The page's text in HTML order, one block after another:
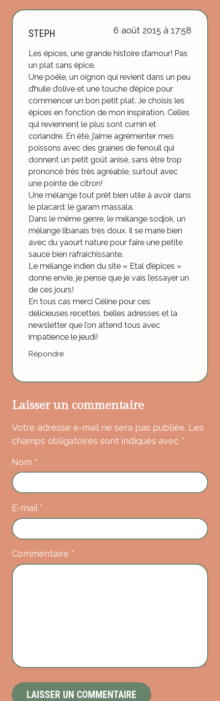
STEPH 6 août 2015 à 17:58
Les épices, une grande histoire d’amour! Pas
un plat sans épice.
Une poêle, un oignon qui revient dans un peu
d’huile d’olive et une touche d’épice pour
commencer un bon petit plat. Je choisis les
épices en fonction de mon inspiration. Celles
qui reviennent le plus sont cumin et
coriandre. En été, j’aime agrémenter mes
poissons avec des graines de fenouil qui
donnent un petit goût anisé, sans être trop
prononcé très très agréable, surtout avec
une pointe de citron!
Une mélange tout prêt bien utile à avoir dans
le placard: le garam massala.
Dans le même genre, le mélange sodjok, un
mélange libanais très doux. Il se marie bien
avec du yaourt nature pour faire une petite
sauce bien rafraichissante.
Le mélange indien du site « Etal d’épices »
donne envie, je pense que je vais l’essayer un
de ces jours!
En tous cas merci Céline pour ces
délicieuses recettes, belles adresses et la
newsletter que l’on attend tous avec
impatience le jeudi!
Répondre
Laisser un commentaire
Votre adresse e-mail ne sera pas publiée. Les
champs obligatoires sont indiqués avec *
Commentaire *
Nom *
E-mail *